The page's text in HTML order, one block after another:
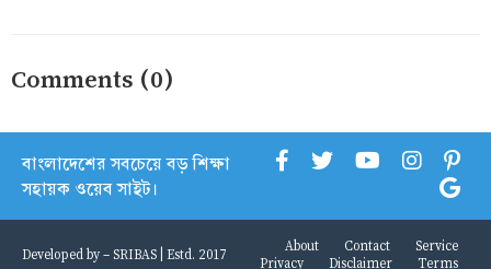
Comments (0)
বাংলাদেশের সবচেয়ে বড় শিক্ষা
সহায়ক ওয়েব সাইট।
Developed by - SRIBAS | Estd. 2017 About Contact
Service
Privacy
Disclaimer Terms